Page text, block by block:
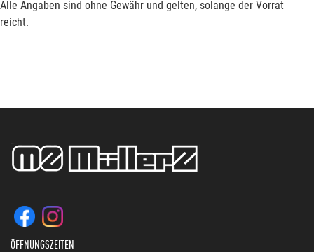
Alle Angaben sind ohne Gewähr und gelten, solange der Vorrat
reicht.
ÖFFNUNGSZEITEN